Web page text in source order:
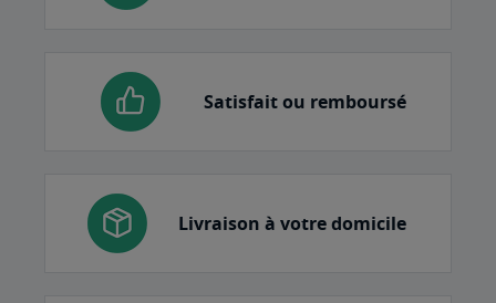
Satisfait ou remboursé
Livraison à votre domicile